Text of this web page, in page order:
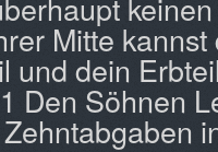
Mitte
und dein
Den Söhnen